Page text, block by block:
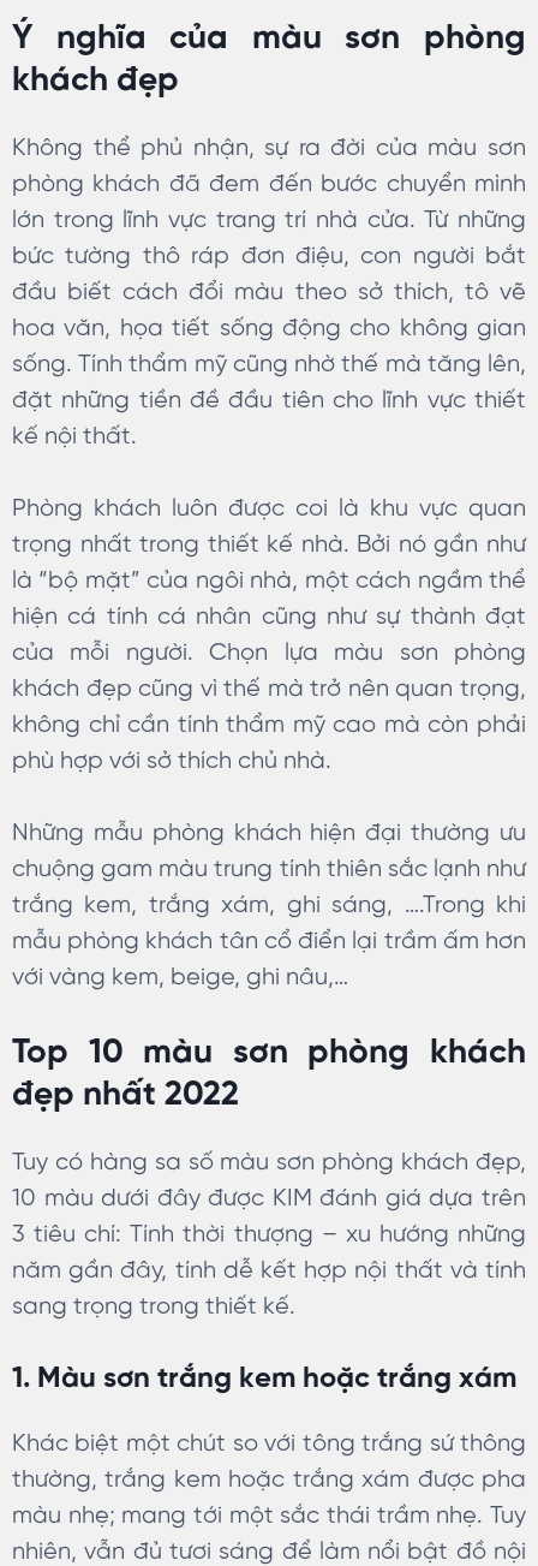
Ý nghĩa của màu sơn phòng
khách đẹp
Không thể phủ nhận, sự ra đời của màu sơn
phòng khách đã đem đến bước chuyển mình
lớn trong lĩnh vực trang trí nhà cửa. Từ những
bức tường thô ráp đơn điệu, con người bắt
đầu biết cách đổi màu theo sở thích, tô vẽ
hoa văn, họa tiết sống động cho không gian
sống. Tính thẩm mỹ cũng nhờ thế mà tăng lên,
đặt những tiền đề đầu tiên cho lĩnh vực thiết
kế nội thất.
Phòng khách luôn được coi là khu vực quan
trọng nhất trong thiết kế nhà. Bởi nó gần như
là “bộ mặt” của ngôi nhà, một cách ngầm thể
hiện cá tính cá nhân cũng như sự thành đạt
của mỗi người. Chọn lựa màu sơn phòng
khách đẹp cũng vì thế mà trở nên quan trọng,
không chỉ cần tính thẩm mỹ cao mà còn phải
phù hợp với sở thích chủ nhà.
Những mẫu phòng khách hiện đại thường ưu
chuộng gam màu trung tính thiên sắc lạnh như
trắng kem, trắng xám, ghi sáng, ….Trong khi
mẫu phòng khách tân cổ điển lại trầm ấm hơn
với vàng kem, beige, ghi nâu,…
Top 10 màu sơn phòng khách
đẹp nhất 2022
Tuy có hàng sa số màu sơn phòng khách đẹp,
10 màu dưới đây được KIM đánh giá dựa trên
3 tiêu chí: Tính thời thượng – xu hướng những
năm gần đây, tính dễ kết hợp nội thất và tính
sang trọng trong thiết kế.
1. Màu sơn trắng kem hoặc trắng xám
Khác biệt một chút so với tông trắng sứ thông
thường, trắng kem hoặc trắng xám được pha
màu nhẹ; mang tới một sắc thái trầm nhẹ. Tuy
nhiên, vẫn đủ tươi sáng để làm nổi bật đồ nội